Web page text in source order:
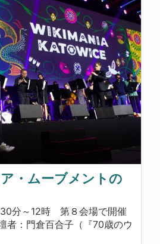
・ムーブメントの
30分～12時 第８会場で開催
者：門倉百合子（『70歳のウ